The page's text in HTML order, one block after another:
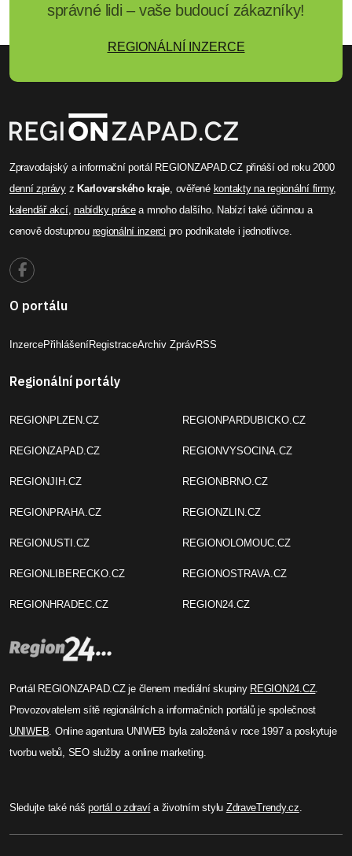
správné lidi – vaše budoucí zákazníky!
REGIONÁLNÍ INZERCE
Zpravodajský a informační portál REGIONZAPAD.CZ přináší od roku 2000
denní zprávyzKarlovarského kraje , ověřené kontakty na regionální firmy,
kalendář akcí,nabídky prácea mnoho dalšího. Nabízí také účinnou a
cenově dostupnou regionální inzerci pro podnikatele i jednotlivce.
O portálu
InzercePřihlášeníRegistraceArchiv ZprávRSS
Regionální portály
REGIONPLZEN.CZ
REGIONZAPAD.CZ
REGIONJIH.CZ
REGIONPRAHA.CZ
REGIONUSTI.CZ
REGIONLIBERECKO.CZ
REGIONHRADEC.CZ
REGIONPARDUBICKO.CZ
REGIONVYSOCINA.CZ
REGIONBRNO.CZ
REGIONZLIN.CZ
REGIONOLOMOUC.CZ
REGIONOSTRAVA.CZ
REGION24.CZ
Portál REGIONZAPAD.CZ je členem mediální skupiny REGION24.CZ.
Provozovatelem sítě regionálních a informačních portálů je společnost
UNIWEB . Online agentura UNIWEB byla založená v roce 1997 a poskytuje
tvorbu webů, SEO služby a online marketing.
Sledujte také nášportál o zdravía životním stylu ZdraveTrendy.cz